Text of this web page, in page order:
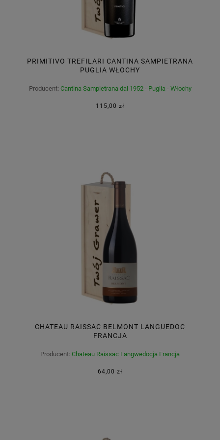
PRIMITIVO TREFILARI CANTINA SAMPIETRANA
PUGLIA WŁOCHY
Producent: Cantina Sampietrana dal 1952 - Puglia - Włochy
115,00 zł
CHATEAU RAISSAC BELMONT LANGUEDOC
FRANCJA
Producent: Chateau Raissac Langwedocja Francja
64,00 zł